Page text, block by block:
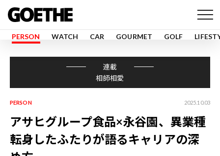
PERSON WATCH CAR GOURMET GOLF
連載
相師相愛
PERSON 2025.10.03
アサヒグループ食品×永谷園、異業種
転身したふたりが語るキャリアの深